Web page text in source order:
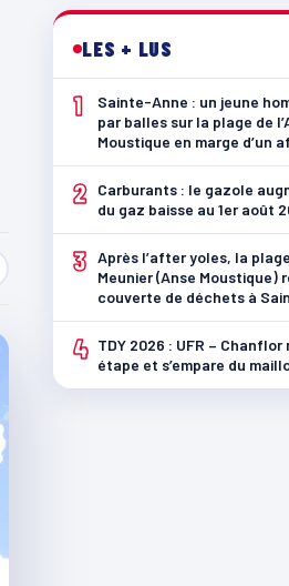
LES + LUS
1
Sainte-Anne : un jeune
par balles sur la plage de
Moustique en marge d’un
2
Carburants : le gazole
du gaz baisse au 1er août
3 Après l’after yoles, la
Meunier (Anse Moustique)
couverte de déchets à
4 TDY 2026 : UFR –
étape et s’empare du